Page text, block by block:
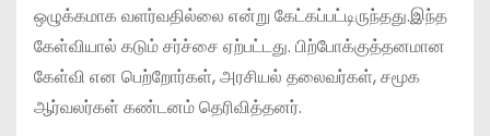
ஒழுக்கமாக வளர்வதில்லை என்று கேட்கப்பட்டிருந்தது.இந்த
கேள்வியால் கடும் சர்ச்சை ஏற்பட்டது. பிற்போக்குத்தனமான
கேள்வி என பெற்றோர்கள், அரசியல் தலைவர்கள், சமூக
ஆர்வலர்கள் கண்டனம் தெரிவித்தனர்.